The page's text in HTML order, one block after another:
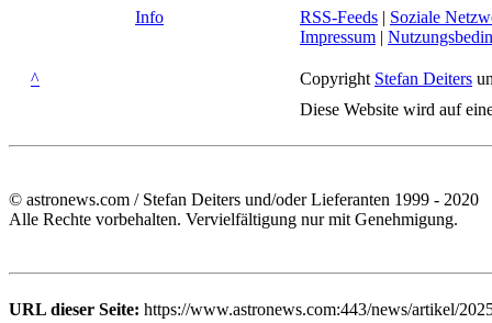
Info
RSS-Feeds | Soziale
Impressum |
^ Copyright Stefan Deiters
Diese Website wird auf
© astronews.com / Stefan Deiters und/oder Lieferanten 1999 - 2020
Alle Rechte vorbehalten. Vervielfältigung nur mit Genehmigung.
URL dieser Seite: https://www.astronews.com:443/news/artikel/